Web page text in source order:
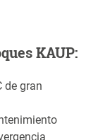
KAUP:
de gran